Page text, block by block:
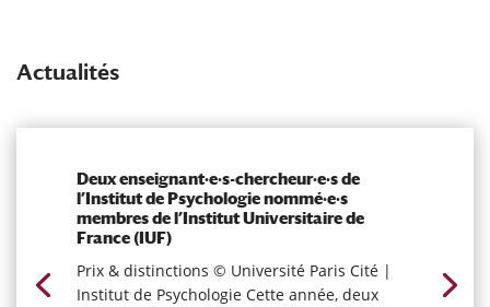
Actualités
Deux enseignant·e·s-chercheur·e·s de
l’Institut de Psychologie nommé·e·s
membres de l’Institut Universitaire de
France (IUF)
Prix & distinctions © Université Paris Cité |
Institut de Psychologie Cette année, deux